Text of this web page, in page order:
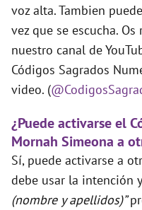
voz alta. Tambien
vez que se escucha.
nuestro canal de
Códigos Sagrados
video. (
¿Puede activarse el
Mornah Simeona a
Sí, puede activarse a
debe usar la intención
(nombre y apellidos)”